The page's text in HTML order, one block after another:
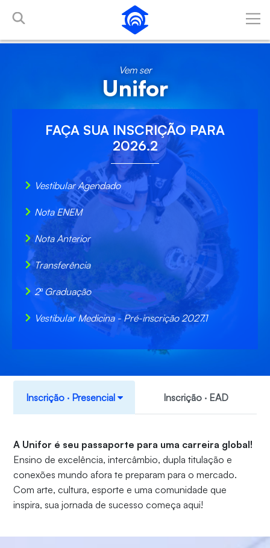
Pular para o Conteúdo principal
Vem ser
Unifor
FAÇA SUA INSCRIÇÃO PARA
2026.2
Vestibular Agendado
Nota ENEM
Nota Anterior
Transferência
2ª Graduação
Vestibular Medicina - Pré-inscrição 2027.1
Inscrição ‧ Presencial Inscrição ‧ EAD
A Unifor é seu passaporte para uma carreira global!
Ensino de excelência, intercâmbio, dupla titulação e
conexões mundo afora te preparam para o mercado.
Com arte, cultura, esporte e uma comunidade que
inspira, sua jornada de sucesso começa aqui!